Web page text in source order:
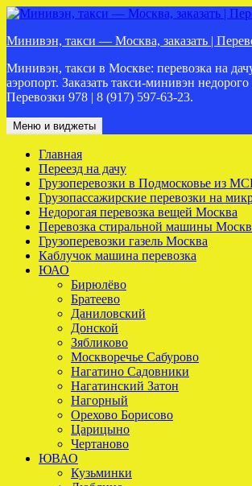
Перейти
содержимому
Минивэн, такси — Москва, заказать |
Минивэн, такси в Москве: перевозка на
аэропорт. Заказать такси-минивэн
Перевозки 978 | 8 (917) 597-63-23.
Меню и виджеты
Главная
Переезд на дачу
Грузоперевозки в Подмосковье из
Грузопассажирские перевозки на
Недорогая перевозка вещей Москва
Перевозка стиральной машины
Грузоперевозки газель Москва
Каблучок машина перевозка
ЮАО
Бирюлёво
Братеево
Даниловский
Донской
Зябликово
Москворечье Сабурово
Нагатино Садовники
Нагатинский Затон
Нагорный
Орехово Борисово
Царицыно
Чертаново
ЮВАО
Кузьминки